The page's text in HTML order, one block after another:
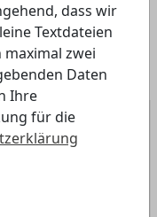
dass wir
Textdateien
zwei
Daten
Ihre
für die